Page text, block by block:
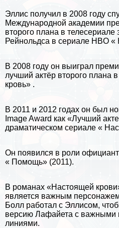
Эллис получил в 2008 году
Международной академии
второго плана в
Рейнольдса в сериале HBO
В 2008 году он выиграл
лучший актёр второго плана
кровь» .
В 2011 и 2012 годах он был
Image Award как «Лучший
драматическом сериале «
Он появился в роли
« Помощь» (2011).
В романах «Настоящей
является важным
Болл работал с Эллисом,
версию Лафайета с
линиями.